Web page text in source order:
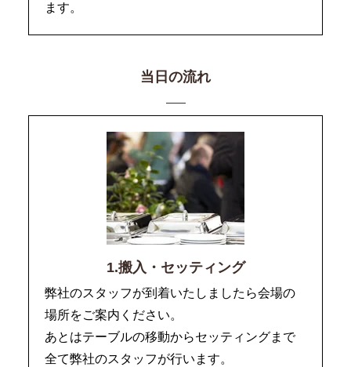
ます。
当日の流れ
1.搬入・セッティング
弊社のスタッフが到着いたしましたら会場の
場所をご案内ください。
あとはテーブルの移動からセッティングまで
全て弊社のスタッフが行います。